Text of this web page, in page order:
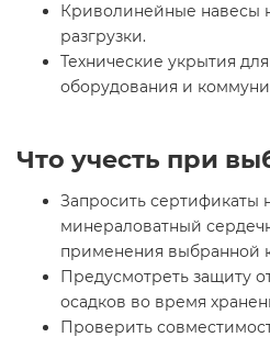
Криволинейные навесы
разгрузки.
Технические укрытия
оборудования и
Что учесть при
Запросить сертификаты
минераловатный
применения выбранной
Предусмотреть защиту
осадков во время
Проверить